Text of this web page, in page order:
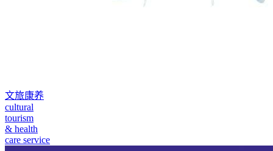
文旅康养
cultural
tourism
& health
care service